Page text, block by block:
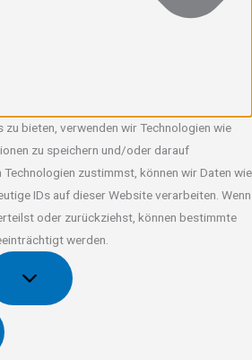
zu bieten, verwenden wir Technologien wie
zu speichern und/oder darauf
Technologien zustimmst, können wir Daten wie
IDs auf dieser Website verarbeiten. Wenn
oder zurückziehst, können bestimmte
werden.